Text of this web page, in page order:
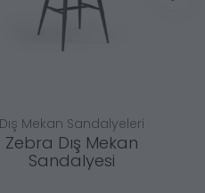
Dış Mekan Sandalyeleri
Zebra Dış Mekan
Sandalyesi